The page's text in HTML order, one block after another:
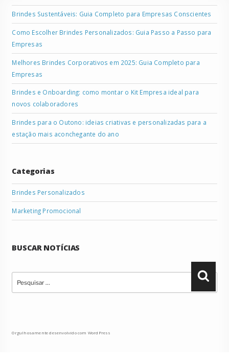
Brindes Sustentáveis: Guia Completo para Empresas Conscientes
Como Escolher Brindes Personalizados: Guia Passo a Passo para
Empresas
Melhores Brindes Corporativos em 2025: Guia Completo para
Empresas
Brindes e Onboarding: como montar o Kit Empresa ideal para
novos colaboradores
Brindes para o Outono: ideias criativas e personalizadas para a
estação mais aconchegante do ano
Categorias
Brindes Personalizados
Marketing Promocional
BUSCAR NOTÍCIAS
por:
Orgulhosamente desenvolvido com WordPress